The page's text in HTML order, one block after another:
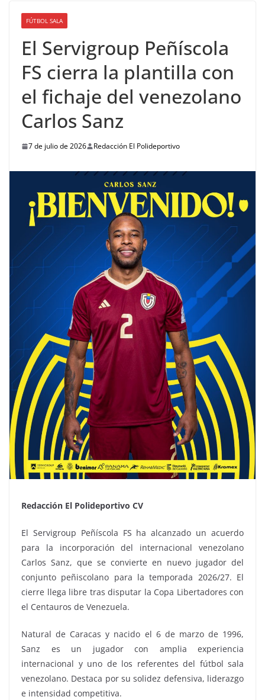
FÚTBOL SALA
El Servigroup Peñíscola
FS cierra la plantilla con
el fichaje del venezolano
Carlos Sanz
7 de julio de 2026 Redacción El Polideportivo
Redacción El Polideportivo CV
El Servigroup Peñíscola FS ha alcanzado un acuerdo
para la incorporación del internacional venezolano
Carlos Sanz, que se convierte en nuevo jugador del
conjunto peñiscolano para la temporada 2026/27. El
cierre llega libre tras disputar la Copa Libertadores con
el Centauros de Venezuela.
Natural de Caracas y nacido el 6 de marzo de 1996,
Sanz es un jugador con amplia experiencia
internacional y uno de los referentes del fútbol sala
venezolano. Destaca por su solidez defensiva, liderazgo
e intensidad competitiva.